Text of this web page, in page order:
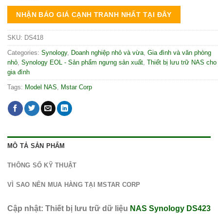
NHẬN BÁO GIÁ CẠNH TRANH NHẤT TẠI ĐÂY
SKU: DS418
Categories: Synology, Doanh nghiệp nhỏ và vừa, Gia đình và văn phòng
nhỏ, Synology EOL - Sản phẩm ngưng sản xuất, Thiết bị lưu trữ NAS cho
gia đình
Tags: Model NAS, Mstar Corp
MÔ TẢ SẢN PHẨM
THÔNG SỐ KỸ THUẬT
VÌ SAO NÊN MUA HÀNG TẠI MSTAR CORP
Cập nhật: Thiết bị lưu trữ dữ liệu NAS Synology DS423